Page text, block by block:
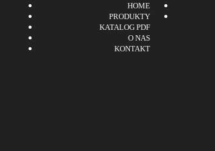
HOME
PRODUKTY
KATALOG PDF
O NAS
KONTAKT